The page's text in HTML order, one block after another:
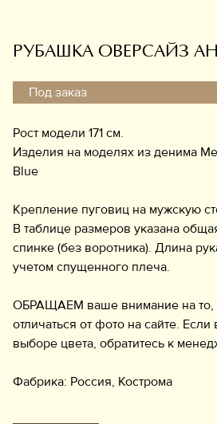
Информация
РУБАШКА ОВЕРСАЙЗ
Под заказ
Рост модели 171 см.
Изделия на моделях из денима
Blue
Крепление пуговиц на мужскую
В таблице размеров указана
спинке (без воротника). Длина
учетом спущенного плеча.
ОБРАЩАЕМ ваше внимание на то,
отличаться от фото на сайте.
выборе цвета, обратитесь к
Фабрика: Россия, Кострома